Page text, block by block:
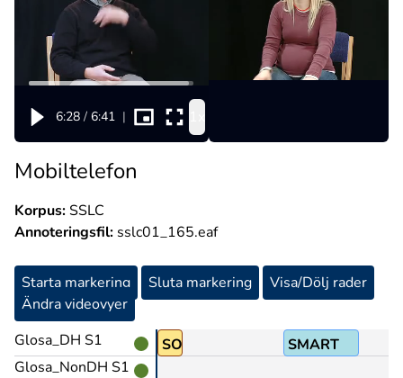
6:28 / 6:41 |
Mobiltelefon
Korpus:SSLC
Annoteringsfil: sslc01_165.eaf
Starta markering Sluta markering
Visa/Dölj rader
Ändra videovyer
Glosa_DH S1
Glosa_NonDH S1
SON SMART